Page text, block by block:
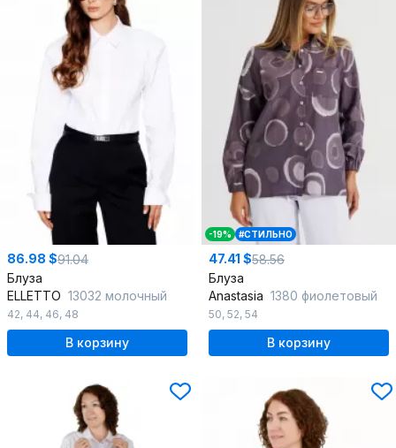
86.98 $91.04
Блуза
ELLETTO 13032 молочный
42, 44, 46, 48
В корзину
-19% #СТИЛЬНО
47.41 $58.56
Блуза
Anastasia 1380 фиолетовый
50, 52, 54
В корзину